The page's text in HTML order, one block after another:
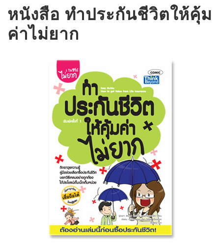
หนังสือ ทำประกันชีวิตให้คุ้ม
ค่าไม่ยาก